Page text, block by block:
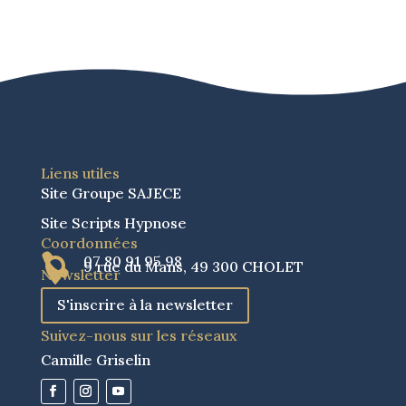
Liens utiles
Site Groupe SAJECE
Site Scripts Hypnose
Coordonnées
 9 rue du Mans, 49 300 CHOLET
 07 80 91 95 98
Newsletter
S'inscrire à la newsletter
Suivez-nous sur les réseaux
Camille Griselin